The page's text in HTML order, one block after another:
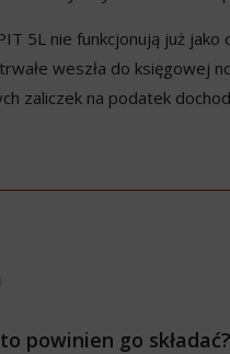
5L nie funkcjonują już
weszła do księgowej
zaliczek na podatek
powinien go składać?